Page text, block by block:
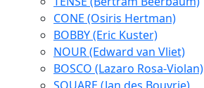
CONE (Osiris Hertman)
BOBBY (Eric Kuster)
NOUR (Edward van Vliet)
BOSCO (Lazaro Rosa-Violan)